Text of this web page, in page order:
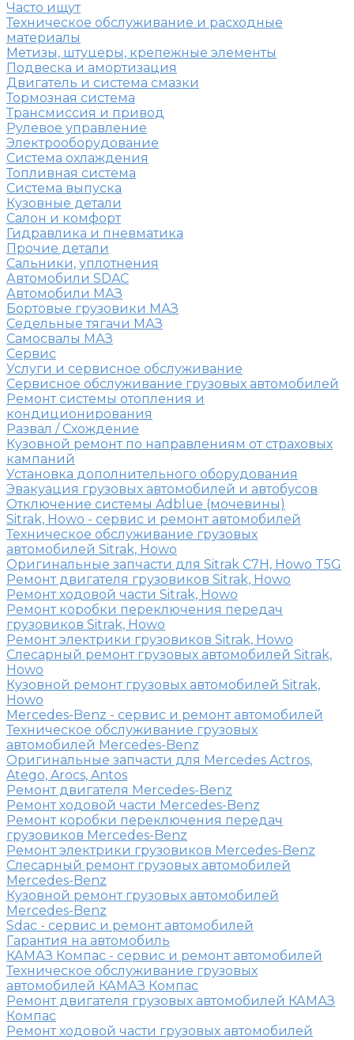
Часто ищут
Техническое обслуживание и расходные
материалы
Метизы, штуцеры, крепежные элементы
Подвеска и амортизация
Двигатель и система смазки
Тормозная система
Трансмиссия и привод
Рулевое управление
Электрооборудование
Система охлаждения
Топливная система
Система выпуска
Кузовные детали
Салон и комфорт
Гидравлика и пневматика
Прочие детали
Сальники, уплотнения
Автомобили SDAC
Автомобили МАЗ
Бортовые грузовики МАЗ
Седельные тягачи МАЗ
Самосвалы МАЗ
Сервис
Услуги и сервисное обслуживание
Сервисное обслуживание грузовых автомобилей
Ремонт системы отопления и
кондиционирования
Развал / Схождение
Кузовной ремонт по направлениям от страховых
кампаний
Установка дополнительного оборудования
Эвакуация грузовых автомобилей и автобусов
Отключение системы Adblue (мочевины)
Sitrak, Howo - сервис и ремонт автомобилей
Техническое обслуживание грузовых
автомобилей Sitrak, Howo
Оригинальные запчасти для Sitrak C7H, Howo T5G
Ремонт двигателя грузовиков Sitrak, Howo
Ремонт ходовой части Sitrak, Howo
Ремонт коробки переключения передач
грузовиков Sitrak, Howo
Ремонт электрики грузовиков Sitrak, Howo
Слесарный ремонт грузовых автомобилей Sitrak,
Howo
Кузовной ремонт грузовых автомобилей Sitrak,
Howo
Mercedes-Benz - сервис и ремонт автомобилей
Техническое обслуживание грузовых
автомобилей Mercedes-Benz
Оригинальные запчасти для Mercedes Actros,
Atego, Arocs, Antos
Ремонт двигателя Mercedes-Benz
Ремонт ходовой части Mercedes-Benz
Ремонт коробки переключения передач
грузовиков Mercedes-Benz
Ремонт электрики грузовиков Mercedes-Benz
Слесарный ремонт грузовых автомобилей
Mercedes-Benz
Кузовной ремонт грузовых автомобилей
Mercedes-Benz
Sdac - сервис и ремонт автомобилей
Гарантия на автомобиль
КАМАЗ Компас - сервис и ремонт автомобилей
Техническое обслуживание грузовых
автомобилей КАМАЗ Компас
Ремонт двигателя грузовых автомобилей КАМАЗ
Компас
Ремонт ходовой части грузовых автомобилей